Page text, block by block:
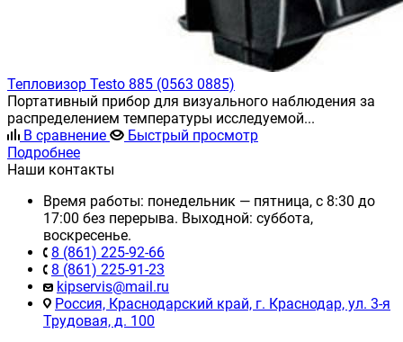
Тепловизор Testo 885 (0563 0885)
Портативный прибор для визуального наблюдения за
распределением температуры исследуемой...
В сравнение
Быстрый просмотр
Подробнее
Наши контакты
Время работы: понедельник — пятница, с 8:30 до
17:00 без перерыва. Выходной: суббота,
воскресенье.
8 (861) 225-92-66
8 (861) 225-91-23
kipservis@mail.ru
Россия, Краснодарский край, г. Краснодар, ул. 3-я
Трудовая, д. 100